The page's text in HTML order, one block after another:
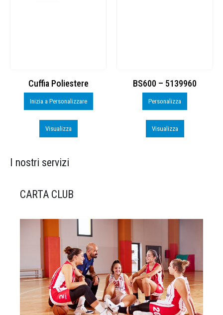
Cuffia Poliestere
Inizia a Personalizzare
Visualizza
BS600 – 5139960
Personalizza
Visualizza
I nostri servizi
CARTA CLUB